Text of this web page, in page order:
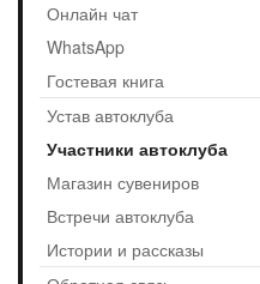
Онлайн чат
WhatsApp
Гостевая книга
Устав автоклуба
Участники автоклуба
Магазин сувениров
Встречи автоклуба
Истории и рассказы